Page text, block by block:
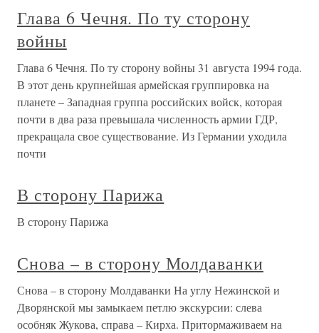
Глава 6 Чечня. По ту сторону
войны
Глава 6 Чечня. По ту сторону войны 31 августа 1994 года.
В этот день крупнейшая армейская группировка на
планете – Западная группа российских войск, которая
почти в два раза превышала численность армии ГДР,
прекращала свое существование. Из Германии уходила
почти
В сторону Парижа
В сторону Парижа
Снова – в сторону Молдаванки
Снова – в сторону Молдаванки На углу Нежинской и
Дворянской мы замыкаем петлю экскурсии: слева
особняк Жукова, справа – Кирха. Притормаживаем на